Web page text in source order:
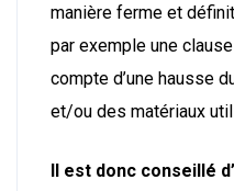
manière ferme et
par exemple une
compte d’une hausse
et/ou des matériaux
Il est donc conseillé